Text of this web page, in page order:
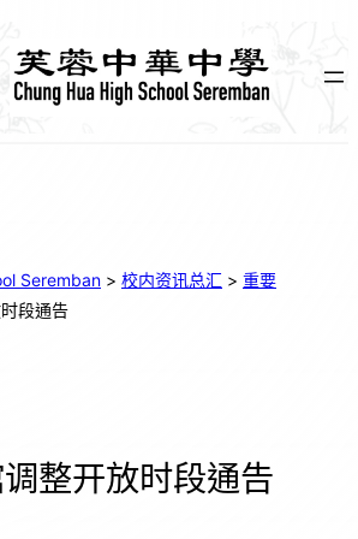
Seremban > 校内资讯总汇 > 重要
段通告
整开放时段通告